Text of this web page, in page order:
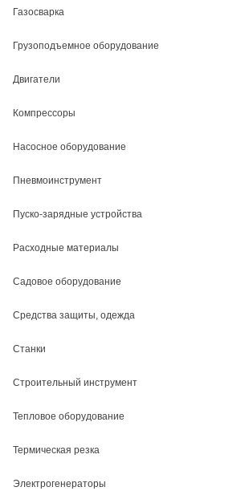
Газосварка
Грузоподъемное оборудование
Двигатели
Компрессоры
Насосное оборудование
Пневмоинструмент
Пуско-зарядные устройства
Расходные материалы
Садовое оборудование
Средства защиты, одежда
Станки
Строительный инструмент
Тепловое оборудование
Термическая резка
Электрогенераторы